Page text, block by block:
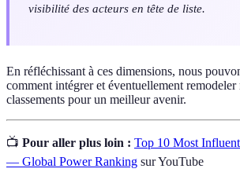
visibilité des acteurs en tête de liste.
En réfléchissant à ces dimensions, nous
comment intégrer et éventuellement
classements pour un meilleur avenir.
📺 Pour aller plus loin : Top 10 Most
— Global Power Ranking sur YouTube